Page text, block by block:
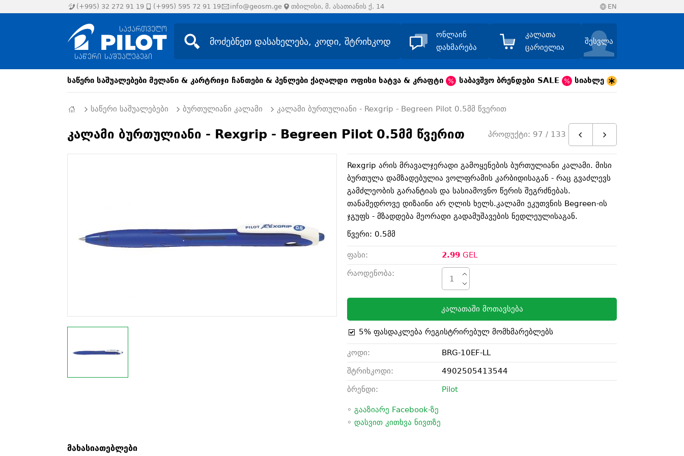
(+995) 32 272 91 19 (+995) 595 72 91 19 info@geosm.ge თბილისი, მ. ასათიანის ქ. 14 EN
ონლაინ
დახმარება
კალათა
ცარიელია
შესვლა
საწერი საშუალებები მელანი & კარტრიჯი ჩანთები & პენლები ქაღალდი ოფისი ხატვა & კრაფტი საბავშვო ბრენდები SALE სიახლე
საწერი საშუალებები ბურთულიანი კალამი კალამი ბურთულიანი - Rexgrip - Begreen Pilot 0.5მმ წვერით
კალამი ბურთულიანი - Rexgrip - Begreen Pilot 0.5მმ წვერით პროდუქტი: 97 / 133
Rexgrip არის მრავალჯერადი გამოყენების ბურთულიანი კალამი. მისი
ბურთულა დამზადებულია ვოლფრამის კარბიდისაგან - რაც გვაძლევს
გამძლეობის გარანტიას და სასიამოვნო წერის შეგრძნებას.
თანამედროვე დიზაინი არ ღლის ხელს.კალამი ეკუთვნის Begreen-ის
ჯგუფს - მზადდება მეორადი გადამუშავების ნედლეულისაგან.
წვერი: 0.5მმ
ფასი: 2.99GEL
რაოდენობა:
კალათაში მოთავსება
5% ფასდაკლება რეგისტრირებულ მომხმარებლებს
კოდი:
BRG-10EF-LL
შტრიხკოდი:
4902505413544
ბრენდი:
Pilot
◦ გააზიარე Facebook-ზე
◦ დასვით კითხვა ნივთზე
მახასიათებლები